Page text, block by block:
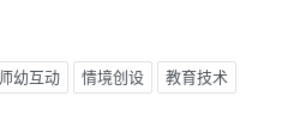
师幼互动 情境创设 教育技术